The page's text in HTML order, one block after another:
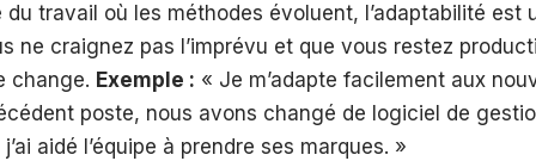
du travail où les méthodes évoluent, l’adaptabilité est
ne craignez pas l’imprévu et que vous restez
change. Exemple : « Je m’adapte facilement aux
poste, nous avons changé de logiciel de
aidé l’équipe à prendre ses marques. »